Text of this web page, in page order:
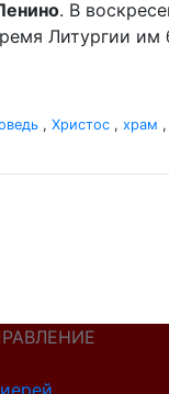
. В
Литургии им
, Христос , храм ,